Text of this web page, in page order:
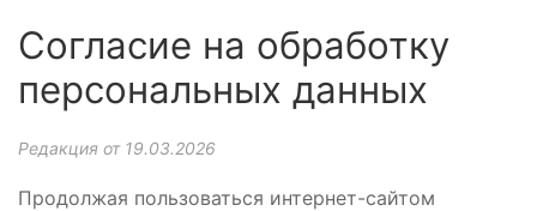
Согласие на обработку
персональных данных
Редакция от 19.03.2026
Продолжая пользоваться интернет-сайтом